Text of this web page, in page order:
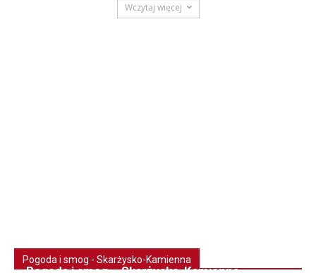
Wczytaj więcej
Pogoda i smog - Skarżysko-Kamienna